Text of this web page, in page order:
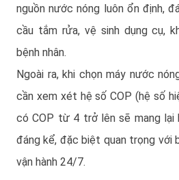
nguồn nước nóng luôn ổn định,
cầu tắm rửa, vệ sinh dụng cụ,
bệnh nhân.
Ngoài ra, khi chọn máy nước
cần xem xét hệ số COP (hệ số
có COP từ 4 trở lên sẽ mang lại
đáng kể, đặc biệt quan trọng với
vận hành 24/7.